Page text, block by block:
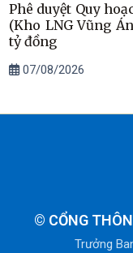
Phê duyệt Quy
(Kho LNG Vũng Áng) với tổng vốn
tỷ đồng
07/08/2026
© CỔNG
Trưởng